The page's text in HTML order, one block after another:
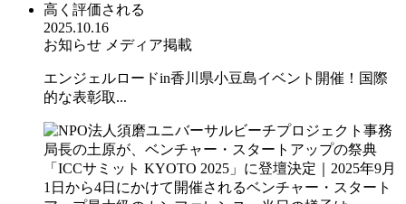
2025.10.16
お知らせ メディア掲載
エンジェルロードin香川県小豆島イベント開催！国際
的な表彰取...